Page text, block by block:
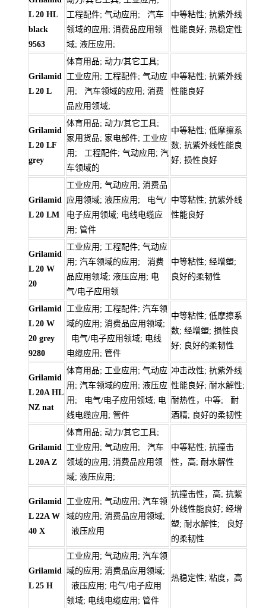
L 20 HL
black
9563
工程配件; 气动应用; 汽车
领域的应用; 消费品应用领
域; 液压应用;
中等粘性; 抗紫外线
性能良好; 热稳定性
Grilamid
L 20 L
体育用品; 动力/其它工具;
工业应用; 工程配件; 气动应
用; 汽车领域的应用; 消费
品应用领域;
中等粘性; 抗紫外线
性能良好
Grilamid
L 20 LF
grey
体育用品; 动力/其它工具;
家用货品; 家电部件; 工业应
用; 工程配件; 气动应用; 汽
车领域的
中等粘性; 低摩擦系
数; 抗紫外线性能良
好; 损性良好
Grilamid
L 20 LM
工业应用; 气动应用; 消费品
应用领域; 液压应用; 电气/
电子应用领域; 电线电缆应
用; 管件
中等粘性; 抗紫外线
性能良好
Grilamid
L 20 W
20
工业应用; 工程配件; 气动应
用; 汽车领域的应用; 消费
品应用领域; 液压应用; 电
气/电子应用领
中等粘性; 经增塑;
良好的柔韧性
Grilamid
L 20 W
20 grey
9280
工业应用; 工程配件; 汽车领
域的应用; 消费品应用领域;
电气/电子应用领域; 电线
电缆应用; 管件
中等粘性; 低摩擦系
数; 经增塑; 损性良
好; 良好的柔韧性
Grilamid
L 20A HL
NZ nat
体育用品; 工业应用; 气动应
用; 汽车领域的应用; 液压应
用; 电气/电子应用领域; 电
线电缆应用; 管件
冲击改性; 抗紫外线
性能良好; 耐水解性;
耐热性，中等; 耐
酒精; 良好的柔韧性
Grilamid
L 20A Z
体育用品; 动力/其它工具;
工业应用; 气动应用; 汽车
领域的应用; 消费品应用领
域; 液压应用;
中等粘性; 抗撞击
性，高; 耐水解性
Grilamid
L 22A W
40 X
工业应用; 气动应用; 汽车领
域的应用; 消费品应用领域;
液压应用
抗撞击性，高; 抗紫
外线性能良好; 经增
塑; 耐水解性; 良好
的柔韧性
Grilamid
L 25 H
工业应用; 气动应用; 汽车领
域的应用; 消费品应用领域;
液压应用; 电气/电子应用
领域; 电线电缆应用; 管件
热稳定性; 粘度，高